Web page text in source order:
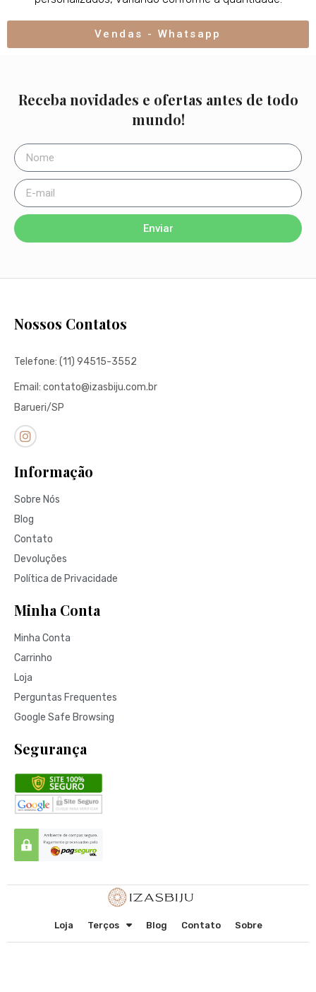
Vendas - Whatsapp
Receba novidades e ofertas antes de todo
mundo!
Enviar
Nossos Contatos
Telefone: (11) 94515-3552
Email: contato@izasbiju.com.br
Barueri/SP
Informação
Sobre Nós
Blog
Contato
Devoluções
Política de Privacidade
Minha Conta
Minha Conta
Carrinho
Loja
Perguntas Frequentes
Google Safe Browsing
Segurança
Loja Terços Blog Contato Sobre